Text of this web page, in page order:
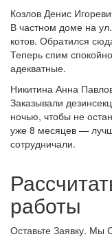
Козлов Денис
В частном доме на
котов. Обратился
Теперь спим
адекватные.
Никитина Анна
Заказывали
ночью, чтобы не
уже 8 месяцев —
сотрудничали.
работы
Оставьте Заявку. Мы